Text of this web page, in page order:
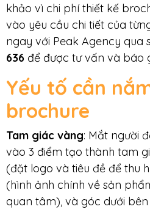
khảo vì chi phí thiết kế
vào yêu cầu chi tiết của
ngay với Peak Agency qua
636 để được tư vấn và báo
Yếu tố cần
brochure
Tam giác vàng: Mắt người
vào 3 điểm tạo thành tam
(đặt logo và tiêu đề để thu
(hình ảnh chính về sản
quan tâm), và góc dưới